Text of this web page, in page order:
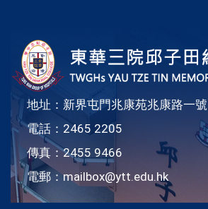
地址：新界屯門兆康苑兆康路一號
電話：2465 2205
傳真：2455 9466
電郵：mailbox@ytt.edu.hk